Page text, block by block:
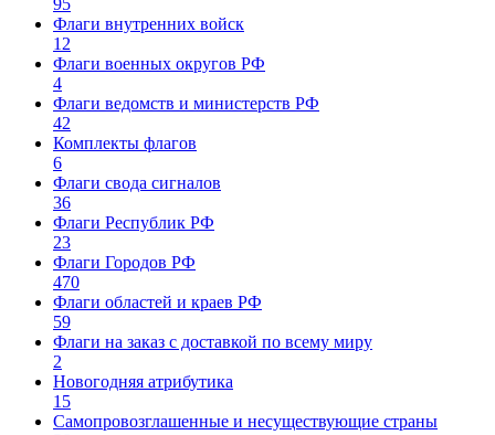
95
Флаги внутренних войск
12
Флаги военных округов РФ
4
Флаги ведомств и министерств РФ
42
Комплекты флагов
6
Флаги свода сигналов
36
Флаги Республик РФ
23
Флаги Городов РФ
470
Флаги областей и краев РФ
59
Флаги на заказ с доставкой по всему миру
2
Новогодняя атрибутика
15
Самопровозглашенные и несуществующие страны